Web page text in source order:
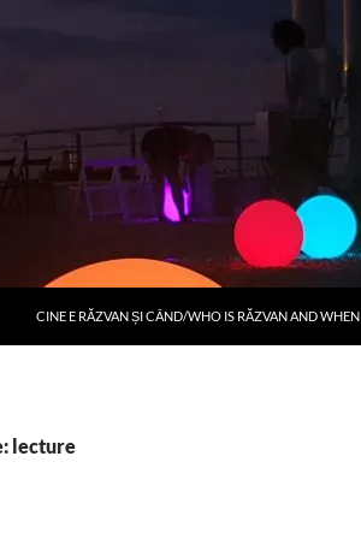
CINE E RĂZVAN ȘI CÂND/WHO IS RĂZVAN AND WHEN
lecture